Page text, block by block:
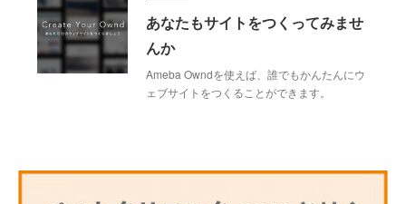
あなたもサイトをつくってみませ
んか
Ameba Owndを使えば、誰でもかんたんにウ
ェブサイトをつくることができます。